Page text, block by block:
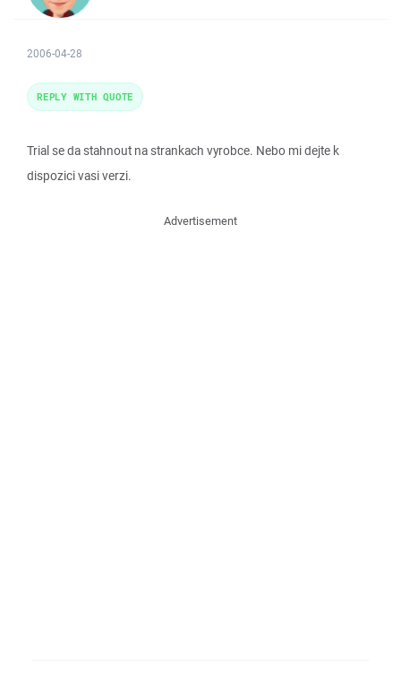
2006-04-28
Trial se da stahnout na strankach vyrobce. Nebo mi dejte k
dispozici vasi verzi.
REPLY WITH QUOTE
Advertisement